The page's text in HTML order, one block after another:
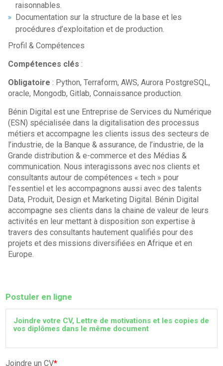
raisonnables.
Documentation sur la structure de la base et les
procédures d’exploitation et de production.
Profil & Compétences
Compétences clés:
Obligatoire : Python, Terraform, AWS, Aurora PostgreSQL,
oracle, Mongodb, Gitlab, Connaissance production.
Bénin Digital est une Entreprise de Services du Numérique
(ESN) spécialisée dans la digitalisation des processus
métiers et accompagne les clients issus des secteurs de
l’industrie, de la Banque & assurance, de l’industrie, de la
Grande distribution & e-commerce et des Médias &
communication. Nous interagissons avec nos clients et
consultants autour de compétences « tech » pour
l’essentiel et les accompagnons aussi avec des talents
Data, Produit, Design et Marketing Digital. Bénin Digital
accompagne ses clients dans la chaine de valeur de leurs
activités en leur mettant à disposition son expertise à
travers des consultants hautement qualifiés pour des
projets et des missions diversifiées en Afrique et en
Europe.
Postuler en ligne
Joindre votre CV, Lettre de motivations et les copies de
vos diplômes dans le même document
Joindre un CV*